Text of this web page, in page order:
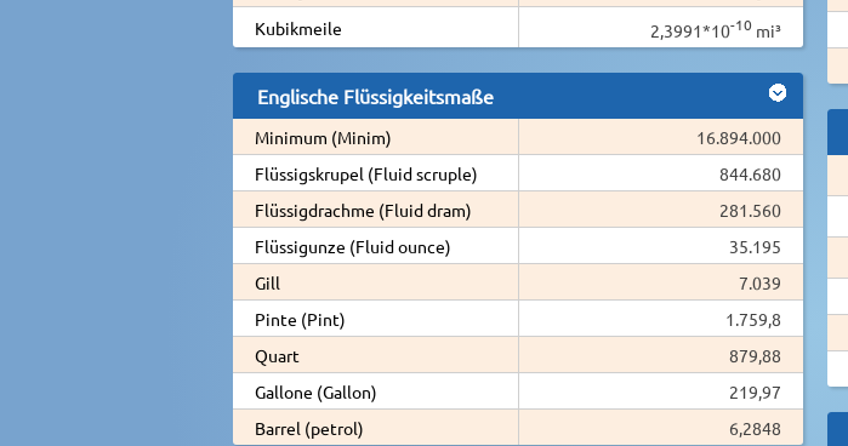
Kubikmeile
2,3991*10-10 mi³
Englische Flüssigkeitsmaße
Minimum (Minim)
16.894.000
Flüssigskrupel (Fluid scruple)
844.680
Flüssigdrachme (Fluid dram)
281.560
Flüssigunze (Fluid ounce)
35.195
Gill
7.039
Pinte (Pint)
1.759,8
Quart
879,88
Gallone (Gallon)
219,97
Barrel (petrol)
6,2848